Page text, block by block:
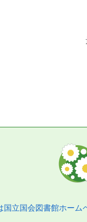
国立国会図書館ホーム